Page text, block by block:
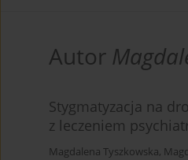
Autor
Stygmatyzacja na
z leczeniem
Magdalena Tyszkowska,